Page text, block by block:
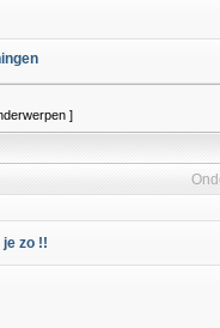
]
je zo !!